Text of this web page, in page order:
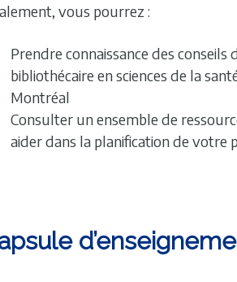
vous pourrez :
Prendre connaissance des conseils
bibliothécaire en sciences de la
Montréal
Consulter un ensemble de
aider dans la planification de votre